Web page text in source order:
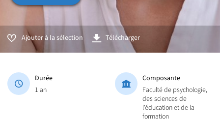
Ajouter à la sélection Télécharger
Durée
1 an
Composante
Faculté de psychologie,
des sciences de
l'éducation et de la
formation